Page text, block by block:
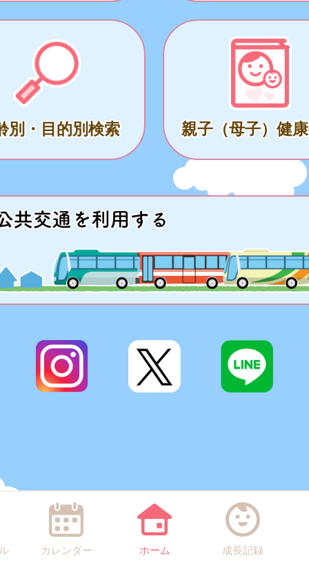
別・目的別検索 親子（母子）健
カレンダー ホーム 成長記録